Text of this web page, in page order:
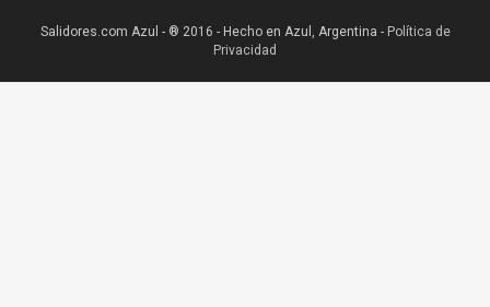
Salidores.com Azul - ® 2016 - Hecho en Azul, Argentina - Política de
Privacidad